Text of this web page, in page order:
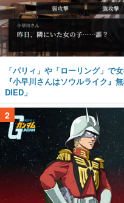
「パリィ」や「ローリング」で
『小早川さんはソウルライク』
DIED」
2